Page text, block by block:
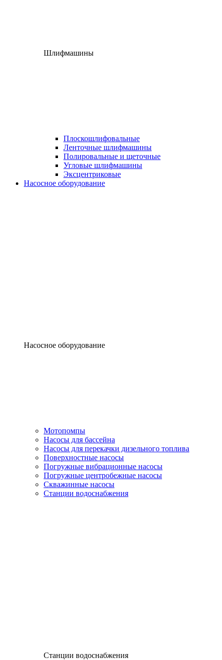
Шлифмашины
Плоскошлифовальные
Ленточные шлифмашины
Полировальные и щеточные
Угловые шлифмашины
Эксцентриковые
Насосное оборудование
Насосное оборудование
Мотопомпы
Насосы для бассейна
Насосы для перекачки дизельного топлива
Поверхностные насосы
Погружные вибрационные насосы
Погружные центробежные насосы
Скважинные насосы
Станции водоснабжения
Станции водоснабжения